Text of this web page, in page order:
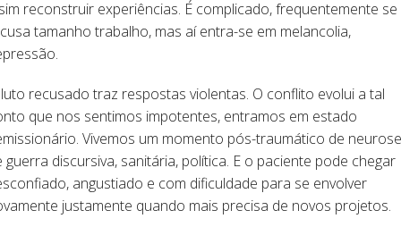
reconstruir experiências. É complicado, frequentemente se
tamanho trabalho, mas aí entra-se em melancolia,
recusado traz respostas violentas. O conflito evolui a tal
que nos sentimos impotentes, entramos em estado
Vivemos um momento pós-traumático de neurose
guerra discursiva, sanitária, política. E o paciente pode chegar
angustiado e com dificuldade para se envolver
justamente quando mais precisa de novos projetos.